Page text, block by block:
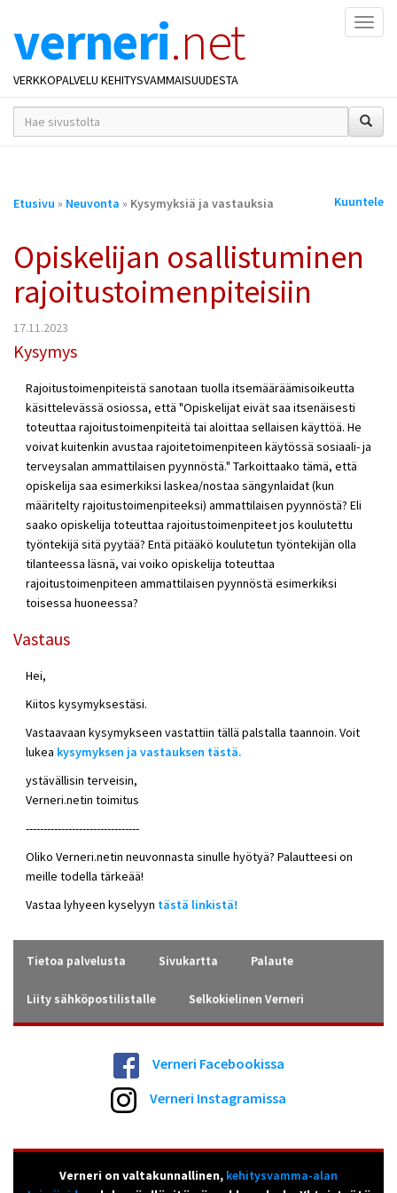
verneri.net
VERKKOPALVELU KEHITYSVAMMAISUUDESTA
hakusana(t)
*
Olet
Etusivu » Neuvonta » Kysymyksiä ja vastauksia Kuuntele
Opiskelijan osallistuminen
rajoitustoimenpiteisiin
17.11.2023
Kysymys
Rajoitustoimenpiteistä sanotaan tuolla itsemääräämisoikeutta
käsittelevässä osiossa, että "Opiskelijat eivät saa itsenäisesti
toteuttaa rajoitustoimenpiteitä tai aloittaa sellaisen käyttöä. He
voivat kuitenkin avustaa rajoitetoimenpiteen käytössä sosiaali- ja
terveysalan ammattilaisen pyynnöstä." Tarkoittaako tämä, että
opiskelija saa esimerkiksi laskea/nostaa sängynlaidat (kun
määritelty rajoitustoimenpiteeksi) ammattilaisen pyynnöstä? Eli
saako opiskelija toteuttaa rajoitustoimenpiteet jos koulutettu
työntekijä sitä pyytää? Entä pitääkö koulutetun työntekijän olla
tilanteessa läsnä, vai voiko opiskelija toteuttaa
rajoitustoimenpiteen ammattilaisen pyynnöstä esimerkiksi
toisessa huoneessa?
Vastaus
Hei,
Kiitos kysymyksestäsi.
Vastaavaan kysymykseen vastattiin tällä palstalla taannoin. Voit
lukea kysymyksen ja vastauksen tästä.
ystävällisin terveisin,
Verneri.netin toimitus
--------------------------------
Oliko Verneri.netin neuvonnasta sinulle hyötyä? Palautteesi on
meille todella tärkeää!
Vastaa lyhyeen kyselyyn tästä linkistä!
Tietoa palvelusta Sivukartta Palaute
Liity sähköpostilistalle Selkokielinen Verneri
Verneri Facebookissa
Verneri Instagramissa
Verneri on valtakunnallinen, kehitysvamma-alan